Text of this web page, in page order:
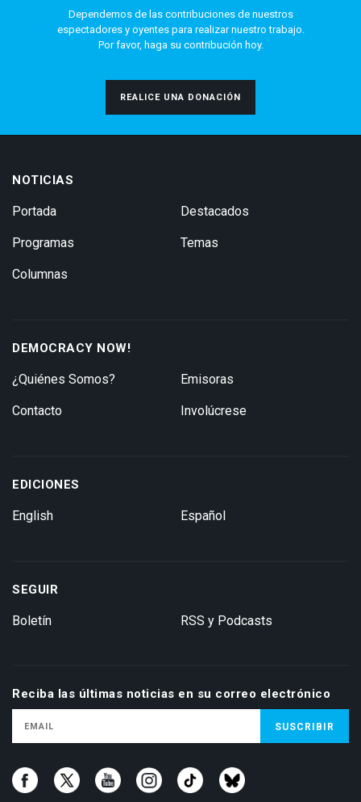
Dependemos de las contribuciones de nuestros
espectadores y oyentes para realizar nuestro trabajo.
Por favor, haga su contribución hoy.
REALICE UNA DONACIÓN
NOTICIAS
Portada
Programas
Columnas
Destacados
Temas
DEMOCRACY NOW!
¿Quiénes Somos?
Contacto
Emisoras
Involúcrese
EDICIONES
English Español
SEGUIR
Boletín RSS y Podcasts
Reciba las últimas noticias en su correo electrónico